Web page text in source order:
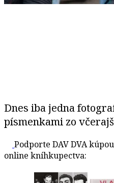
Dnes iba jedna
písmenkami zo
Podporte DAV DVA
online kníhkupectva: